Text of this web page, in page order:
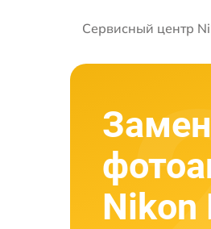
Сервисный центр
Nikon